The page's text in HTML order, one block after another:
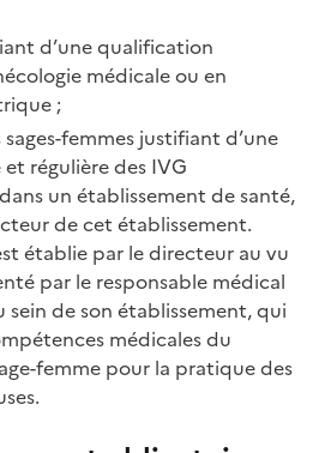
d’une qualification
médicale ou en
;
femmes justifiant d’une
régulière des IVG
un établissement de santé,
de cet établissement.
établie par le directeur au vu
par le responsable médical
de son établissement, qui
médicales du
femme pour la pratique des